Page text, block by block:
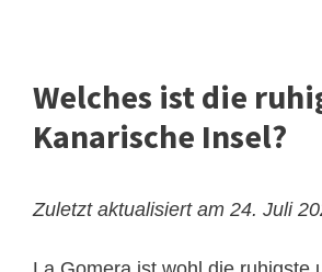
Welches ist die
Kanarische Insel?
Zuletzt aktualisiert am 24. Juli